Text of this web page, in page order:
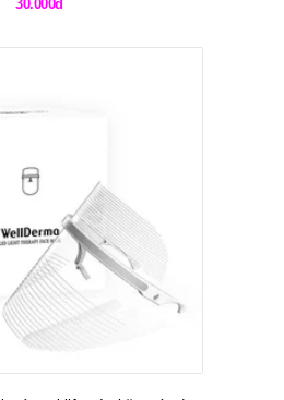
30.000đ